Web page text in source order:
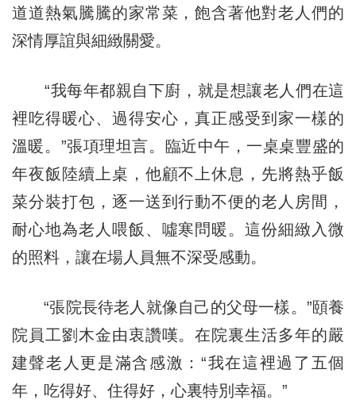
道道熱氣騰騰的家常菜，飽含著他對老人們的
深情厚誼與細緻關愛。
“我每年都親自下廚，就是想讓老人們在這
裡吃得暖心、過得安心，真正感受到家一樣的
溫暖。”張項理坦言。臨近中午，一桌桌豐盛的
年夜飯陸續上桌，他顧不上休息，先將熱乎飯
菜分裝打包，逐一送到行動不便的老人房間，
耐心地為老人喂飯、噓寒問暖。這份細緻入微
的照料，讓在場人員無不深受感動。
“張院長待老人就像自己的父母一樣。”頤養
院員工劉木金由衷讚嘆。在院裏生活多年的嚴
建聲老人更是滿含感激：“我在這裡過了五個
年，吃得好、住得好，心裏特別幸福。”